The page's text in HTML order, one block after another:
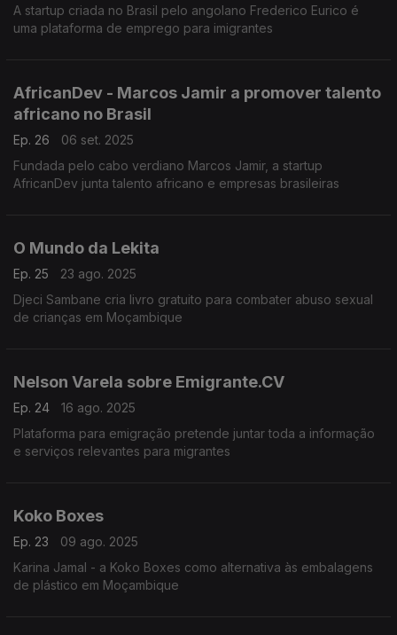
A startup criada no Brasil pelo angolano Frederico Eurico é
uma plataforma de emprego para imigrantes
AfricanDev - Marcos Jamir a promover talento
africano no Brasil
Ep. 26
06 set. 2025
Fundada pelo cabo verdiano Marcos Jamir, a startup
AfricanDev junta talento africano e empresas brasileiras
O Mundo da Lekita
Ep. 25
23 ago. 2025
Djeci Sambane cria livro gratuito para combater abuso sexual
de crianças em Moçambique
Nelson Varela sobre Emigrante.CV
Ep. 24
16 ago. 2025
Plataforma para emigração pretende juntar toda a informação
e serviços relevantes para migrantes
Koko Boxes
Ep. 23
09 ago. 2025
Karina Jamal - a Koko Boxes como alternativa às embalagens
de plástico em Moçambique